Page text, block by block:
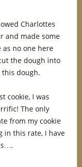
Charlottes
and made some
no one here
the dough into
dough.
cookie, I was
The only
from my cookie
in this rate, I have